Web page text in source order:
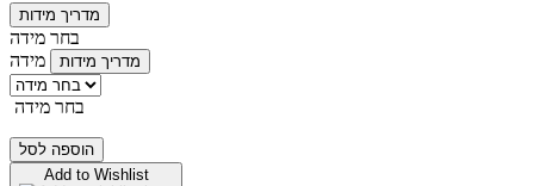
מדריך מידות
בחר מידה
מידה
מדריך מידות
בחר מידה
הוספה לסל
Add to Wishlist